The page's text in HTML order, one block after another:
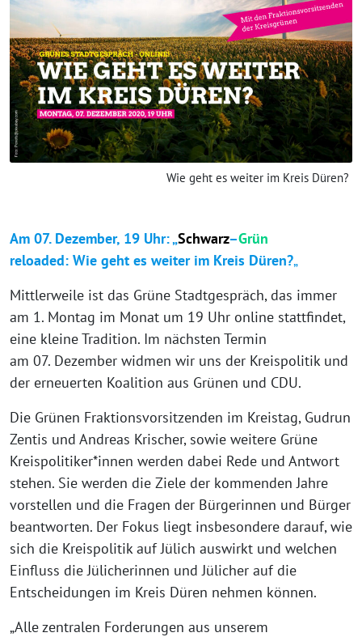
Wie geht es weiter im Kreis Düren?
Am 07. Dezember, 19 Uhr: „Schwarz–Grün
reloaded: Wie geht es weiter im Kreis Düren?„
Mittlerweile ist das Grüne Stadtgespräch, das immer
am 1. Montag im Monat um 19 Uhr online stattfindet,
eine kleine Tradition. Im nächsten Termin
am 07. Dezember widmen wir uns der Kreispolitik und
der erneuerten Koalition aus Grünen und CDU.
Die Grünen Fraktionsvorsitzenden im Kreistag, Gudrun
Zentis und Andreas Krischer, sowie weitere Grüne
Kreispolitiker*innen werden dabei Rede und Antwort
stehen. Sie werden die Ziele der kommenden Jahre
vorstellen und die Fragen der Bürgerinnen und Bürger
beantworten. Der Fokus liegt insbesondere darauf, wie
sich die Kreispolitik auf Jülich auswirkt und welchen
Einfluss die Jülicherinnen und Jülicher auf die
Entscheidungen im Kreis Düren nehmen können.
„Alle zentralen Forderungen aus unserem